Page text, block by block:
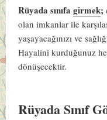
Rüyada sınıfagirmek;
olan imkanlar ile
yaşayacağınızı ve
Hayalini kurduğunuz
dönüşecektir.
Rüyada Sınıf